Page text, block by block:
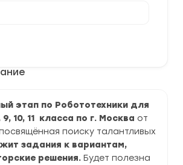
этап по Робототехники для
10, 11 класса по г. Москва от
поиску талантливых
задания к вариантам,
решения. Будет полезна